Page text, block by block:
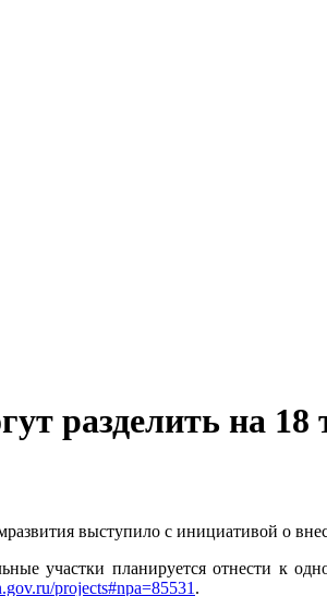
разделить на 18
выступило с инициативой о
участки планируется отнести к
projects#npa=85531 .